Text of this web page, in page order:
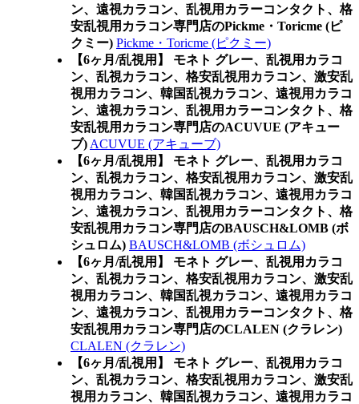
ン、遠視カラコン、乱視用カラーコンタクト、格
安乱視用カラコン専門店のPickme・Toricme (ピ
クミー) Pickme・Toricme (ピクミー)
【6ヶ月/乱視用】 モネト グレー、乱視用カラコ
ン、乱視カラコン、格安乱視用カラコン、激安乱
視用カラコン、韓国乱視カラコン、遠視用カラコ
ン、遠視カラコン、乱視用カラーコンタクト、格
安乱視用カラコン専門店のACUVUE (アキュー
ブ) ACUVUE (アキューブ)
【6ヶ月/乱視用】 モネト グレー、乱視用カラコ
ン、乱視カラコン、格安乱視用カラコン、激安乱
視用カラコン、韓国乱視カラコン、遠視用カラコ
ン、遠視カラコン、乱視用カラーコンタクト、格
安乱視用カラコン専門店のBAUSCH&LOMB (ボ
シュロム) BAUSCH&LOMB (ボシュロム)
【6ヶ月/乱視用】 モネト グレー、乱視用カラコ
ン、乱視カラコン、格安乱視用カラコン、激安乱
視用カラコン、韓国乱視カラコン、遠視用カラコ
ン、遠視カラコン、乱視用カラーコンタクト、格
安乱視用カラコン専門店のCLALEN (クラレン)
CLALEN (クラレン)
【6ヶ月/乱視用】 モネト グレー、乱視用カラコ
ン、乱視カラコン、格安乱視用カラコン、激安乱
視用カラコン、韓国乱視カラコン、遠視用カラコ